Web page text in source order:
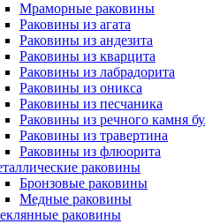
Мраморные раковины
Раковины из агата
Раковины из андезита
Раковины из кварцита
Раковины из лабрадорита
Раковины из оникса
Раковины из песчаника
Раковины из речного камня
Раковины из травертина
Раковины из флюорита
раковины
Бронзовые раковины
Медные раковины
раковины